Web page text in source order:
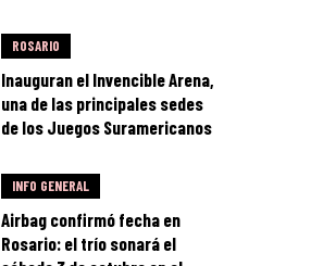
ROSARIO
Inauguran el Invencible Arena,
una de las principales sedes
de los Juegos Suramericanos
INFO GENERAL
Airbag confirmó fecha en
Rosario: el trío sonará el